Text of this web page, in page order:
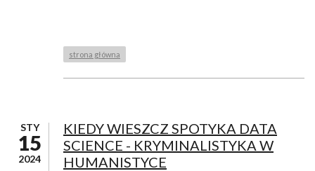
strona główna
STY
15
2024
KIEDY WIESZCZ SPOTYKA DATA
SCIENCE - KRYMINALISTYKA W
HUMANISTYCE